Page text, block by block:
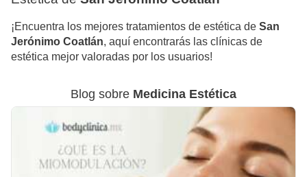
¡Encuentra los mejores tratamientos de estética de San
Jerónimo Coatlán, aquí encontrarás las clínicas de
estética mejor valoradas por los usuarios!
Blog sobre Medicina Estética